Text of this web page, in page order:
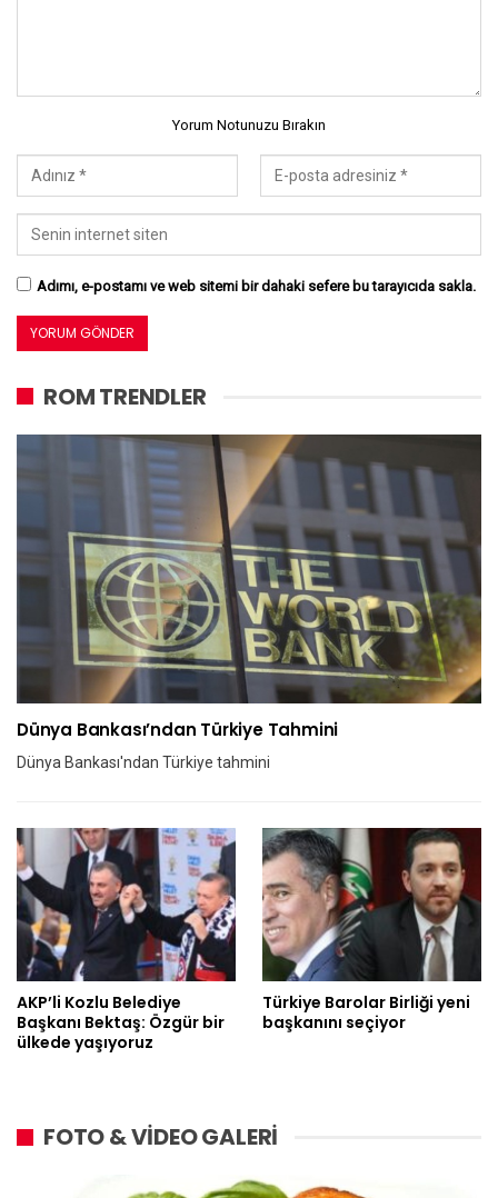
Yorum Notunuzu Bırakın
Adımı, e-postamı ve web sitemi bir dahaki sefere bu tarayıcıda sakla.
ROM TRENDLER
Dünya Bankası’ndan Türkiye Tahmini
Dünya Bankası'ndan Türkiye tahmini
AKP’li Kozlu Belediye
Başkanı Bektaş: Özgür bir
ülkede yaşıyoruz
Türkiye Barolar Birliği yeni
başkanını seçiyor
FOTO & VİDEO GALERİ